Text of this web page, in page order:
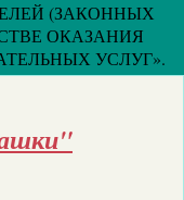
(ЗАКОННЫХ
ОКАЗАНИЯ
УСЛУГ».